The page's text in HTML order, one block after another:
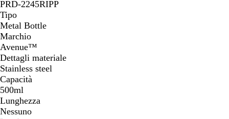
PRD-2245RIPP
Tipo
Metal Bottle
Marchio
Avenue™
Dettagli materiale
Stainless steel
Capacità
500ml
Lunghezza
Nessuno